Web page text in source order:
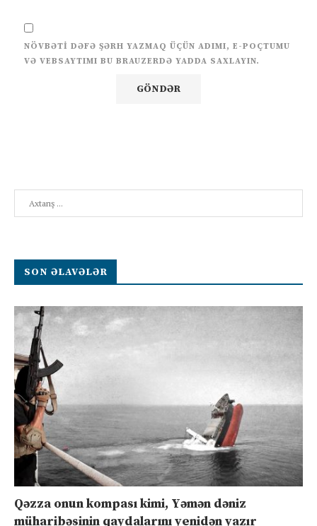
NÖVBƏTI DƏFƏ ŞƏRH YAZMAQ ÜÇÜN ADIMI, E-POÇTUMU
VƏ VEBSAYTIMI BU BRAUZERDƏ YADDA SAXLAYIN.
SON ƏLAVƏLƏR
Qəzza onun kompası kimi, Yəmən dəniz
müharibəsinin qaydalarını yenidən yazır